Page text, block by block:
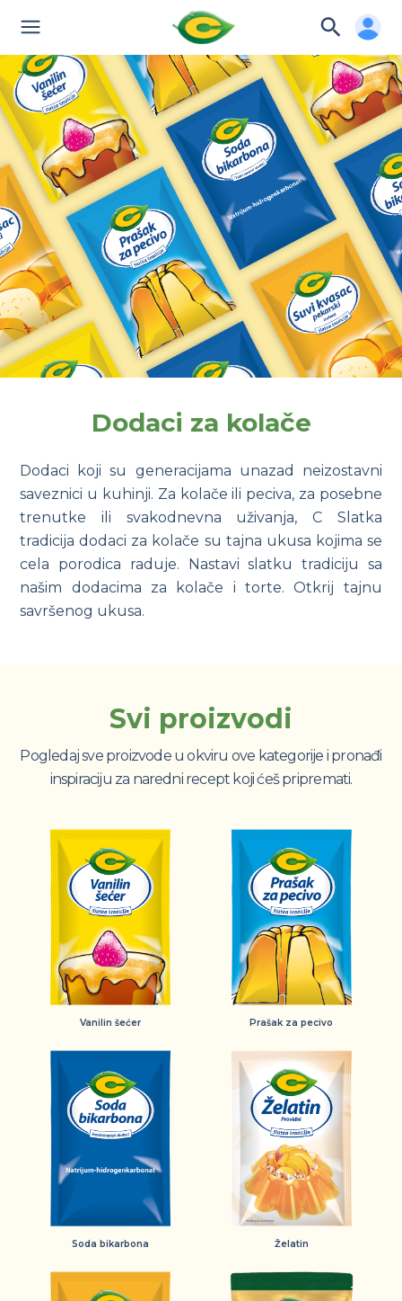
Dodaci za kolače
Dodaci koji su generacijama unazad neizostavni
saveznici u kuhinji. Za kolače ili peciva, za posebne
trenutke ili svakodnevna uživanja, C Slatka
tradicija dodaci za kolače su tajna ukusa kojima se
cela porodica raduje. Nastavi slatku tradiciju sa
našim dodacima za kolače i torte. Otkrij tajnu
savršenog ukusa.
Svi proizvodi
Pogledaj sve proizvode u okviru ove kategorije i pronađi
inspiraciju za naredni recept koji ćeš pripremati.
Vanilin šećer Prašak za pecivo
Soda bikarbona Želatin